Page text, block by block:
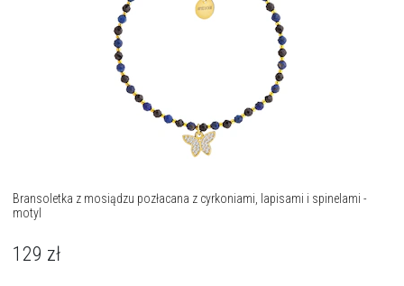
Bransoletka z mosiądzu pozłacana z cyrkoniami, lapisami i spinelami -
motyl
129 zł